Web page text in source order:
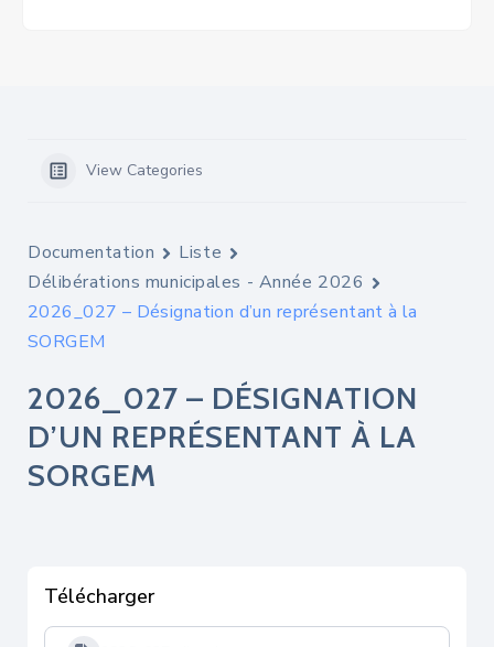
View Categories
Documentation
Liste
Délibérations municipales - Année 2026
2026_027 – Désignation d’un représentant à la
SORGEM
2026_027 – DÉSIGNATION
D’UN REPRÉSENTANT À LA
SORGEM
Télécharger